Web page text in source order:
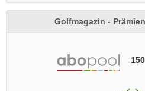
Golfmagazin -